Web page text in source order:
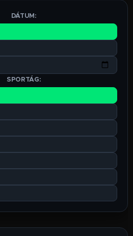
📅 DÁTUM:
🏆 SPORTÁG: